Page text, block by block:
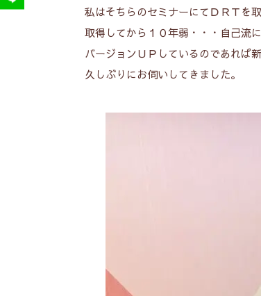
私はそちらのセミナーにてＤＲＴを取
取得してから１０年弱・・・自己流
バージョンＵＰしているのであれば
久しぶりにお伺いしてきました。